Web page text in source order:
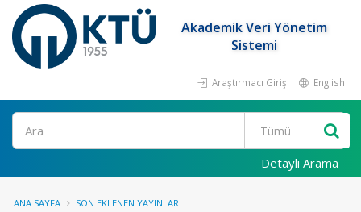
Akademik Veri Yönetim
Sistemi
Araştırmacı Girişi English
Ara
Detaylı Arama
ANA SAYFA SON EKLENEN YAYINLAR